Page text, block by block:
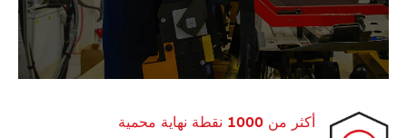
أكثر من 1000 نقطة نهاية محمية